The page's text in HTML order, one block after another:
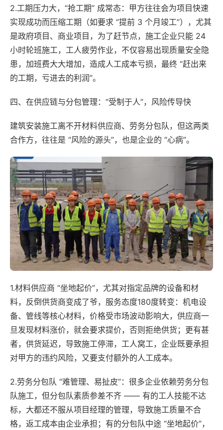
2.工期压力大，“抢工期” 成常态：甲方往往会为项目快速
实现成功而压缩工期（如要求 “提前 3 个月竣工”），尤其
是政府项目、商业项目，为了赶节点，施工企业只能 24
小时轮班施工，工人疲劳作业，不仅容易出现质量安全隐
患，加班费大大增加，造成人工成本亏损，最终 “赶出来
的工期，亏进去的利润”。
四、在供应链与分包管理：“受制于人”，风险传导快
建筑安装施工离不开材料供应商、劳务分包队，但这两类
合作方，往往是 “风险的源头”，也是企业的 “心病”。
1.材料供应商 “坐地起价”，尤其对指定品牌的设备和材
料，反倒供货商变成了爷，服务态度180度转变：机电设
备、管线等核心材料，价格受市场波动影响大，供应商一
旦发现材料涨价，就会要求提价，否则拒绝供货；更有甚
者，供货延迟，导致施工停滞，工人窝工，企业既要承担
对甲方的违约风险，又要支付额外的人工成本。
2.劳务分包队 “难管理、易扯皮”：很多企业依赖劳务分包
队施工，但分包队素质参差不齐 —— 有的工人技能不达
标，大都还不服从项目经理的管理，导致施工质量不合
格，返工成本由企业承担；有的分包队中途 “坐地起价”，